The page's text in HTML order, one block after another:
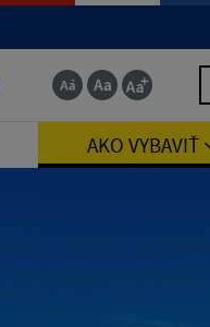
AKO VYBAVIŤ